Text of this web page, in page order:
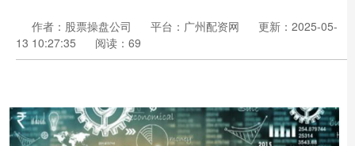
作者：股票操盘公司 平台：广州配资网
更新：2025-05-
13 10:27:35
阅读：69